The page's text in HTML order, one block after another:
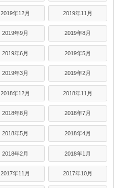
2019年12月 2019年11月
2019年9月 2019年8月
2019年6月 2019年5月
2019年3月 2019年2月
2018年12月 2018年11月
2018年8月 2018年7月
2018年5月 2018年4月
2018年2月 2018年1月
2017年11月 2017年10月